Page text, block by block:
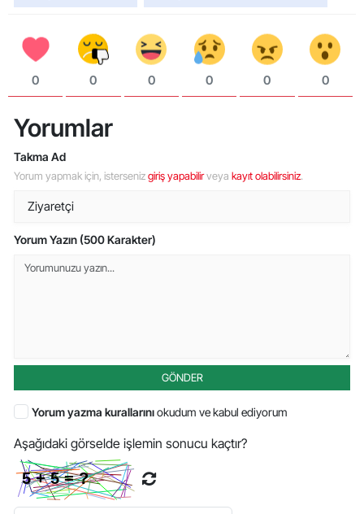
0 0 0 0 0 0
Yorumlar
Takma Ad
Yorum yapmak için, istersenizgiriş yapabilirveya kayıt olabilirsiniz.
Yorum Yazın (500 Karakter)
GÖNDER
Yorum yazma kurallarınıokudum ve kabul ediyorum
Aşağıdaki görselde işlemin sonucu kaçtır?